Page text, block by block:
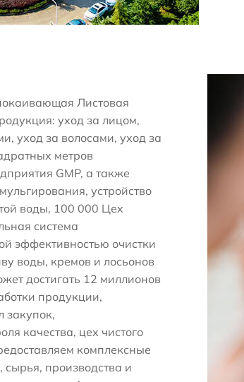
Листовая
уход за лицом,
уход за волосами, уход за
метров
GMP, а также
устройство
воды, 100 000 Цех
система
эффективностью очистки
воды, кремов и лосьонов
достигать 12 миллионов
продукции,
закупок,
качества, цех чистого
комплексные
сырья, производства и